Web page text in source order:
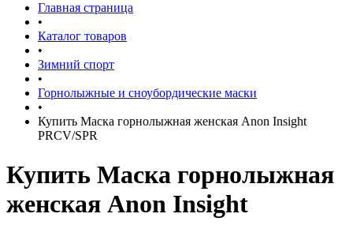
Главная страница
•
Каталог товаров
•
Зимний спорт
•
Горнолыжные и сноубордические маски
•
Купить Маска горнолыжная женская Anon Insight
PRCV/SPR
Купить Маска горнолыжная
женская Anon Insight